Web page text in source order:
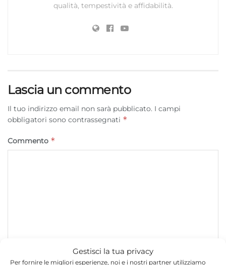
Gestisci la tua privacy
Per fornire le migliori esperienze, noi e i nostri partner utilizziamo
qualità, tempestività e affidabilità.
Lascia un commento
Il tuo indirizzo email non sarà pubblicato. I campi
obbligatori sono contrassegnati *
Commento *